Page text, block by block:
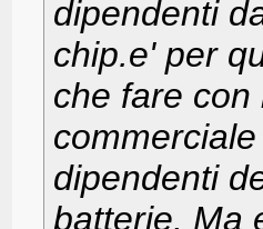
dipendenti
chip.e' per
che fare con
dipendenti
batterie. Ma